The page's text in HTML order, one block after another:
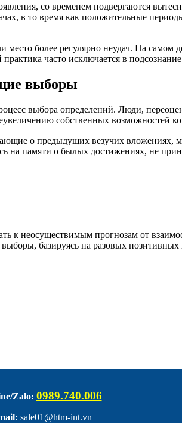
со временем подвергаются
в то время как положительные
более регулярно неудач. На самом
часто исключается в
выборы
выбора определений. Люди,
собственных возможностей
о предыдущих везучих вложениях,
на памяти о былых достижениях, не
к неосуществимым прогнозам от
базируясь на разовых
Zalo: 0989.740.006
sale01@htm-int.vn